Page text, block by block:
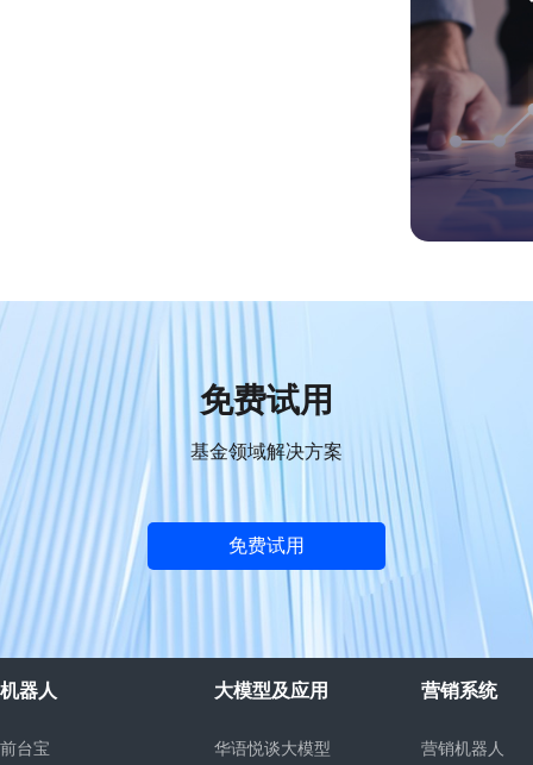
免费试用
基金领域解决方案
免费试用
机器人
前台宝
大模型及应用
华语悦谈大模型
营销系统
营销机器人